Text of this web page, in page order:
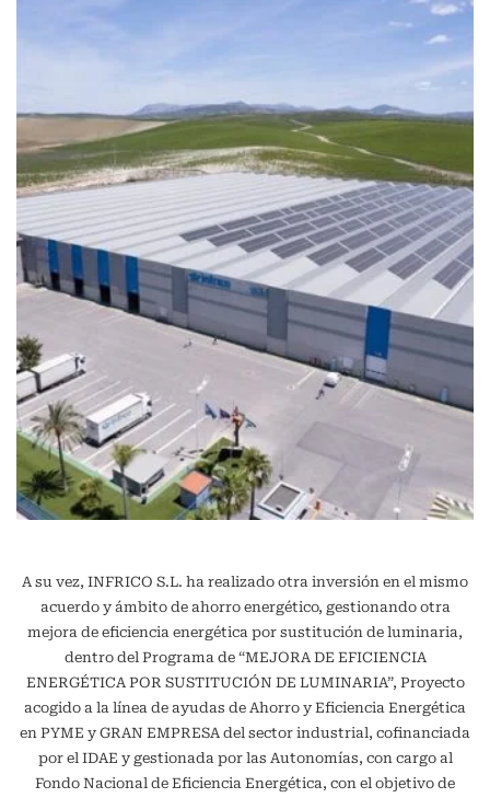
A su vez, INFRICO S.L. ha realizado otra inversión en el mismo
acuerdo y ámbito de ahorro energético, gestionando otra
mejora de eficiencia energética por sustitución de luminaria,
dentro del Programa de “MEJORA DE EFICIENCIA
ENERGÉTICA POR SUSTITUCIÓN DE LUMINARIA”, Proyecto
acogido a la línea de ayudas de Ahorro y Eficiencia Energética
en PYME y GRAN EMPRESA del sector industrial, cofinanciada
por el IDAE y gestionada por las Autonomías, con cargo al
Fondo Nacional de Eficiencia Energética, con el objetivo de